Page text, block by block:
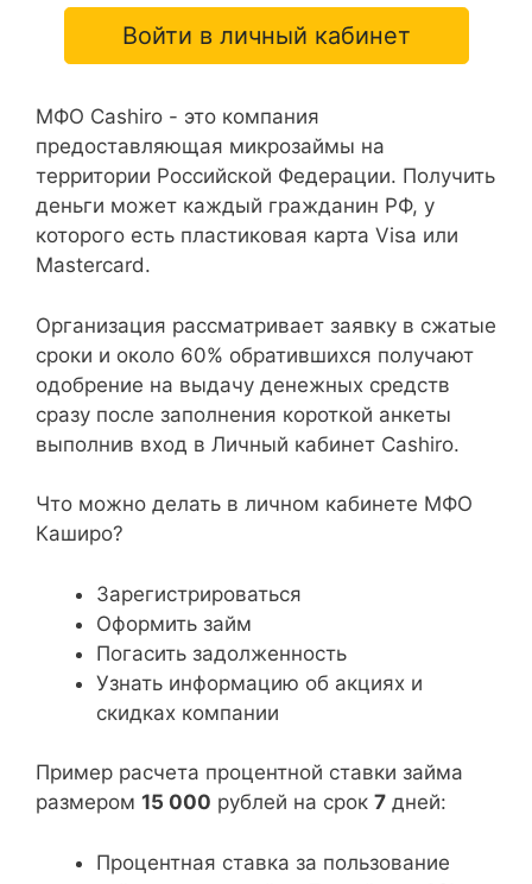
Войти в личный кабинет
МФО Cashiro - это компания
предоставляющая микрозаймы на
территории Российской Федерации. Получить
деньги может каждый гражданин РФ, у
которого есть пластиковая карта Visa или
Mastercard.
Организация рассматривает заявку в сжатые
сроки и около 60% обратившихся получают
одобрение на выдачу денежных средств
сразу после заполнения короткой анкеты
выполнив вход в Личный кабинет Cashiro.
Что можно делать в личном кабинете МФО
Каширо?
Зарегистрироваться
Оформить займ
Погасить задолженность
Узнать информацию об акциях и
скидках компании
Пример расчета процентной ставки займа
размером 15 000 рублей на срок 7 дней:
Процентная ставка за пользование